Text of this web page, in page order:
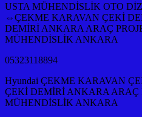
USTA MÜHENDİSLİK OTO
⇔ÇEKME KARAVAN ÇEKİ
DEMİRİ ANKARA ARAÇ
MÜHENDİSLİK ANKARA
05323118894
Hyundai ÇEKME KARAVAN
ÇEKİ DEMİRİ ANKARA ARAÇ
MÜHENDİSLİK ANKARA